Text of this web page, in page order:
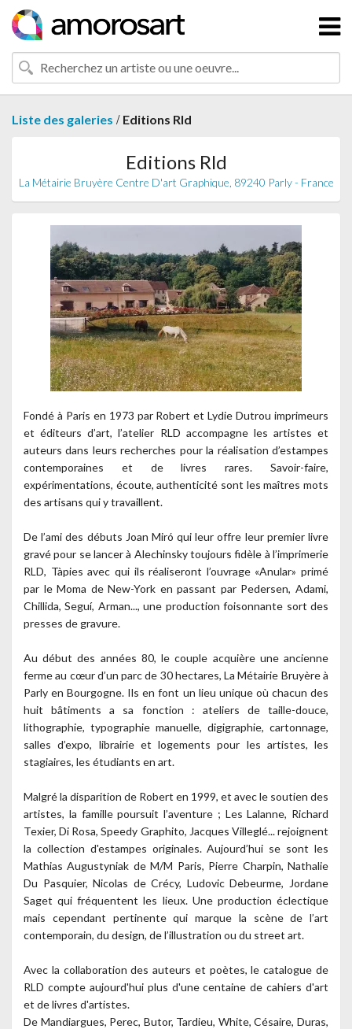
Liste des galeries / Editions Rld
Editions Rld
La Métairie Bruyère Centre D'art Graphique, 89240 Parly - France
Fondé à Paris en 1973 par Robert et Lydie Dutrou imprimeurs
et éditeurs d’art, l’atelier RLD accompagne les artistes et
auteurs dans leurs recherches pour la réalisation d’estampes
contemporaines et de livres rares. Savoir-faire,
expérimentations, écoute, authenticité sont les maîtres mots
des artisans qui y travaillent.
De l’ami des débuts Joan Miró qui leur offre leur premier livre
gravé pour se lancer à Alechinsky toujours fidèle à l’imprimerie
RLD, Tàpies avec qui ils réaliseront l’ouvrage «Anular» primé
par le Moma de New-York en passant par Pedersen, Adami,
Chillida, Seguí, Arman..., une production foisonnante sort des
presses de gravure.
Au début des années 80, le couple acquière une ancienne
ferme au cœur d’un parc de 30 hectares, La Métairie Bruyère à
Parly en Bourgogne. Ils en font un lieu unique où chacun des
huit bâtiments a sa fonction : ateliers de taille-douce,
lithographie, typographie manuelle, digigraphie, cartonnage,
salles d’expo, librairie et logements pour les artistes, les
stagiaires, les étudiants en art.
Malgré la disparition de Robert en 1999, et avec le soutien des
artistes, la famille poursuit l’aventure ; Les Lalanne, Richard
Texier, Di Rosa, Speedy Graphito, Jacques Villeglé... rejoignent
la collection d'estampes originales. Aujourd’hui se sont les
Mathias Augustyniak de M/M Paris, Pierre Charpin, Nathalie
Du Pasquier, Nicolas de Crécy, Ludovic Debeurme, Jordane
Saget qui fréquentent les lieux. Une production éclectique
mais cependant pertinente qui marque la scène de l’art
contemporain, du design, de l’illustration ou du street art.
Avec la collaboration des auteurs et poètes, le catalogue de
RLD compte aujourd'hui plus d'une centaine de cahiers d'art
et de livres d'artistes.
De Mandiargues, Perec, Butor, Tardieu, White, Césaire, Duras,